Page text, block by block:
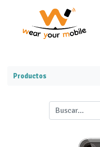
Productos